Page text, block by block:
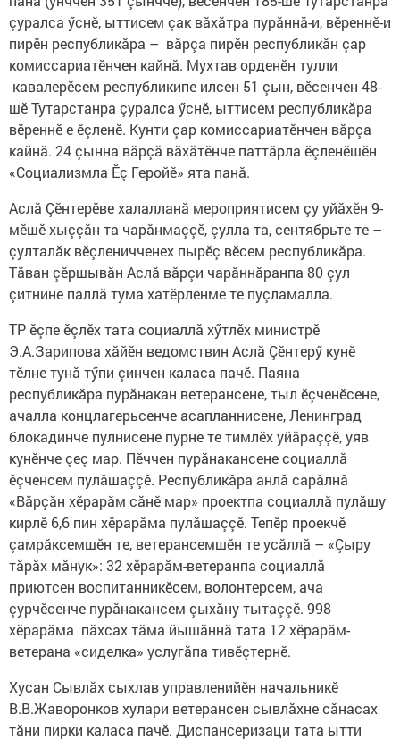
çуралса ӳснӗ, ыттисем çак вăхăтра пурăннă-и, вӗреннӗ-и
пирӗн республикăра – вăрçа пирӗн республикăн çар
комиссариатӗнчен кайнă. Мухтав орденӗн тулли
кавалерӗсем республикипе илсен 51 çын, вӗсенчен 48-
шӗ Тутарстанра çуралса ӳснӗ, ыттисем республикăра
вӗреннӗ е ӗçленӗ. Кунти çар комиссариатӗнчен вăрçа
кайнă. 24 çынна вăрçă вăхăтӗнче паттăрла ӗçленӗшӗн
«Социализмла Ӗç Геройӗ» ята панă.
Аслă Çӗнтерӗве халалланă мероприятисем çу уйăхӗн 9-
мӗшӗ хыççăн та чарăнмаççӗ, çулла та, сентябрьте те –
çулталăк вӗçленичченех пырӗç вӗсем республикăра.
Тăван çӗршывăн Аслă вăрçи чарăннăранпа 80 çул
çитнине паллă тума хатӗрленме те пуçламалла.
ТР ӗçпе ӗçлӗх тата социаллă хӳтлӗх министрӗ
Э.А.Зарипова хăйӗн ведомствин Аслă Çӗнтерӳ кунӗ
тӗлне тунă тӳпи çинчен каласа пачӗ. Паяна
республикăра пурăнакан ветерансене, тыл ӗçченӗсене,
ачалла концлагерьсенче асапланнисене, Ленинград
блокадинче пулнисене пурне те тимлӗх уйăраççӗ, уяв
кунӗнче çеç мар. Пӗччен пурăнакансене социаллă
ӗçченсем пулăшаççӗ. Республикăра анлă сарăлнă
«Вăрçăн хӗрарăм сăнӗ мар» проектпа социаллă пулăшу
кирлӗ 6,6 пин хӗрарăма пулăшаççӗ. Тепӗр проекчӗ
çамрăксемшӗн те, ветерансемшӗн те усăллă – «Çыру
тăрăх мăнук»: 32 хӗрарăм-ветеранпа социаллă
приютсен воспитанникӗсем, волонтерсем, ача
çурчӗсенче пурăнакансем çыхăну тытаççӗ. 998
хӗрарăма пăхсах тăма йышăннă тата 12 хӗрарăм-
ветерана «сиделка» услугăпа тивӗçтернӗ.
Хусан Сывлăх сыхлав управленийӗн начальникӗ
В.В.Жаворонков хулари ветерансен сывлăхне сăнасах
тăни пирки каласа пачӗ. Диспансеризаци тата ытти